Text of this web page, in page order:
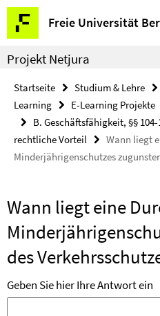
Springe
direkt
zu
Inhalt
Freie Universität
Service-
Navigation
Projekt Netjura
Startseite Studium & Lehre
Learning
E-Learning Projekte
B. Geschäftsfähigkeit, §§ 104-
rechtliche Vorteil
Wann liegt
Minderjährigenschutzes
Wann liegt eine
des
Geben Sie hier Ihre Antwort ein